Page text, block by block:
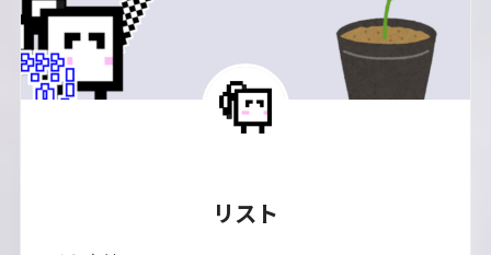
リスト